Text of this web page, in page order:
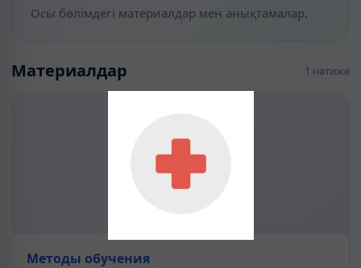
Осы бөлімдегі материалдар мен анықтамалар.
Материалдар 1 нәтиже
Методы обучения